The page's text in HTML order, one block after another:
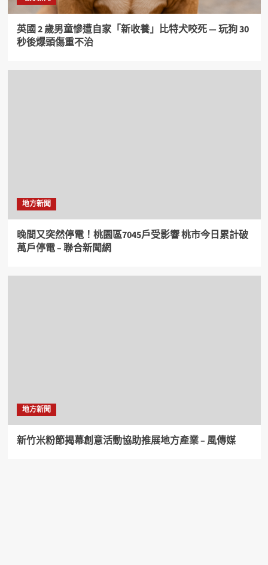
英國 2 歲男童慘遭自家「新收養」比特犬咬死 — 玩狗 30
秒後爆頭傷重不治
地方新聞
晚間又突然停電！桃園區7045戶受影響 桃市今日累計破
萬戶停電 – 聯合新聞網
地方新聞
新竹米粉節揭幕創意活動協助推展地方產業 – 風傳媒